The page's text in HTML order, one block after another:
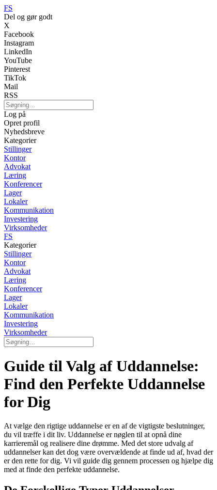
FS
Del og gør godt
X
Facebook
Instagram
LinkedIn
YouTube
Pinterest
TikTok
Mail
RSS
Log på
Opret profil
Nyhedsbreve
Kategorier
Stillinger
Kontor
Advokat
Læring
Konferencer
Lager
Lokaler
Kommunikation
Investering
Virksomheder
FS
Kategorier
Stillinger
Kontor
Advokat
Læring
Konferencer
Lager
Lokaler
Kommunikation
Investering
Virksomheder
Guide til Valg af Uddannelse:
Find den Perfekte Uddannelse
for Dig
At vælge den rigtige uddannelse er en af de vigtigste beslutninger,
du vil træffe i dit liv. Uddannelse er nøglen til at opnå dine
karrieremål og realisere dine drømme. Med det store udvalg af
uddannelser kan det dog være overvældende at finde ud af, hvad der
er den rette for dig. Vi vil guide dig gennem processen og hjælpe dig
med at finde den perfekte uddannelse.